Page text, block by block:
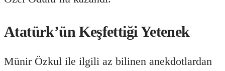
Atatürk’ün Keşfettiği Yetenek
Münir Özkul ile ilgili az bilinen anekdotlardan